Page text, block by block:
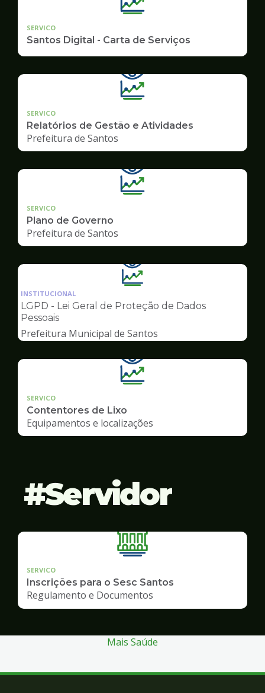
SERVICO
Santos Digital - Carta de Serviços
SERVICO
Relatórios de Gestão e Atividades
Prefeitura de Santos
SERVICO
Plano de Governo
Prefeitura de Santos
Ilustração
da
pagina
Transparência
INSTITUCIONAL
LGPD - Lei Geral de Proteção de Dados
Pessoais
Prefeitura Municipal de Santos
SERVICO
Contentores de Lixo
Equipamentos e localizações
Servidor
SERVICO
Inscrições para o Sesc Santos
Regulamento e Documentos
Mais Saúde